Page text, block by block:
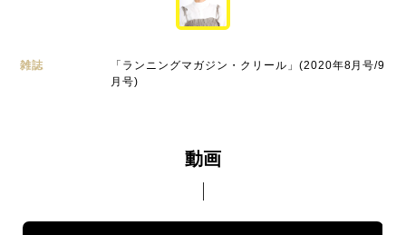
雑誌
「ランニングマガジン・クリール」(2020年8月号/9
月号)
動画